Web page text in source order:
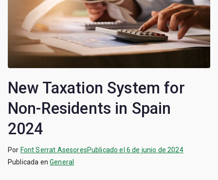
New Taxation System for
Non-Residents in Spain
2024
Por Font Serrat AsesoresPublicado el 6 de junio de 2024
Publicada enGeneral